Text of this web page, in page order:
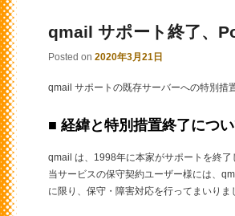
qmail サポート終了、
Posted on 2020年3月21日
qmail サポートの既存サーバーへの特別措
■ 経緯と特別措置終了につ
qmail は、1998年に本家がサポートを終
当サービスの保守契約ユーザー様には、
に限り、保守・障害対応を行ってまいりま